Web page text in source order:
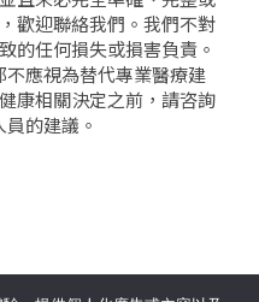
歡迎聯絡我們。我們不對
的任何損失或損害負責。
應視為替代專業醫療建
康相關決定之前，請咨詢
的建議。